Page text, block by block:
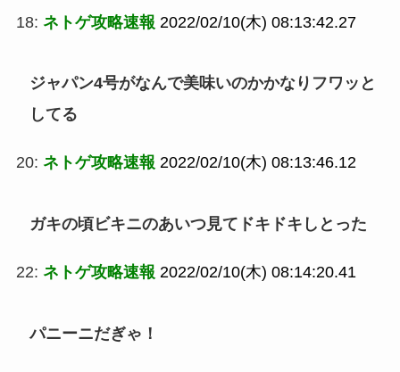
18: ネトゲ攻略速報 2022/02/10(木) 08:13:42.27
ジャパン4号がなんで美味いのかかなりフワッと
してる
20: ネトゲ攻略速報 2022/02/10(木) 08:13:46.12
ガキの頃ビキニのあいつ見てドキドキしとった
22: ネトゲ攻略速報 2022/02/10(木) 08:14:20.41
パニーニだぎゃ！